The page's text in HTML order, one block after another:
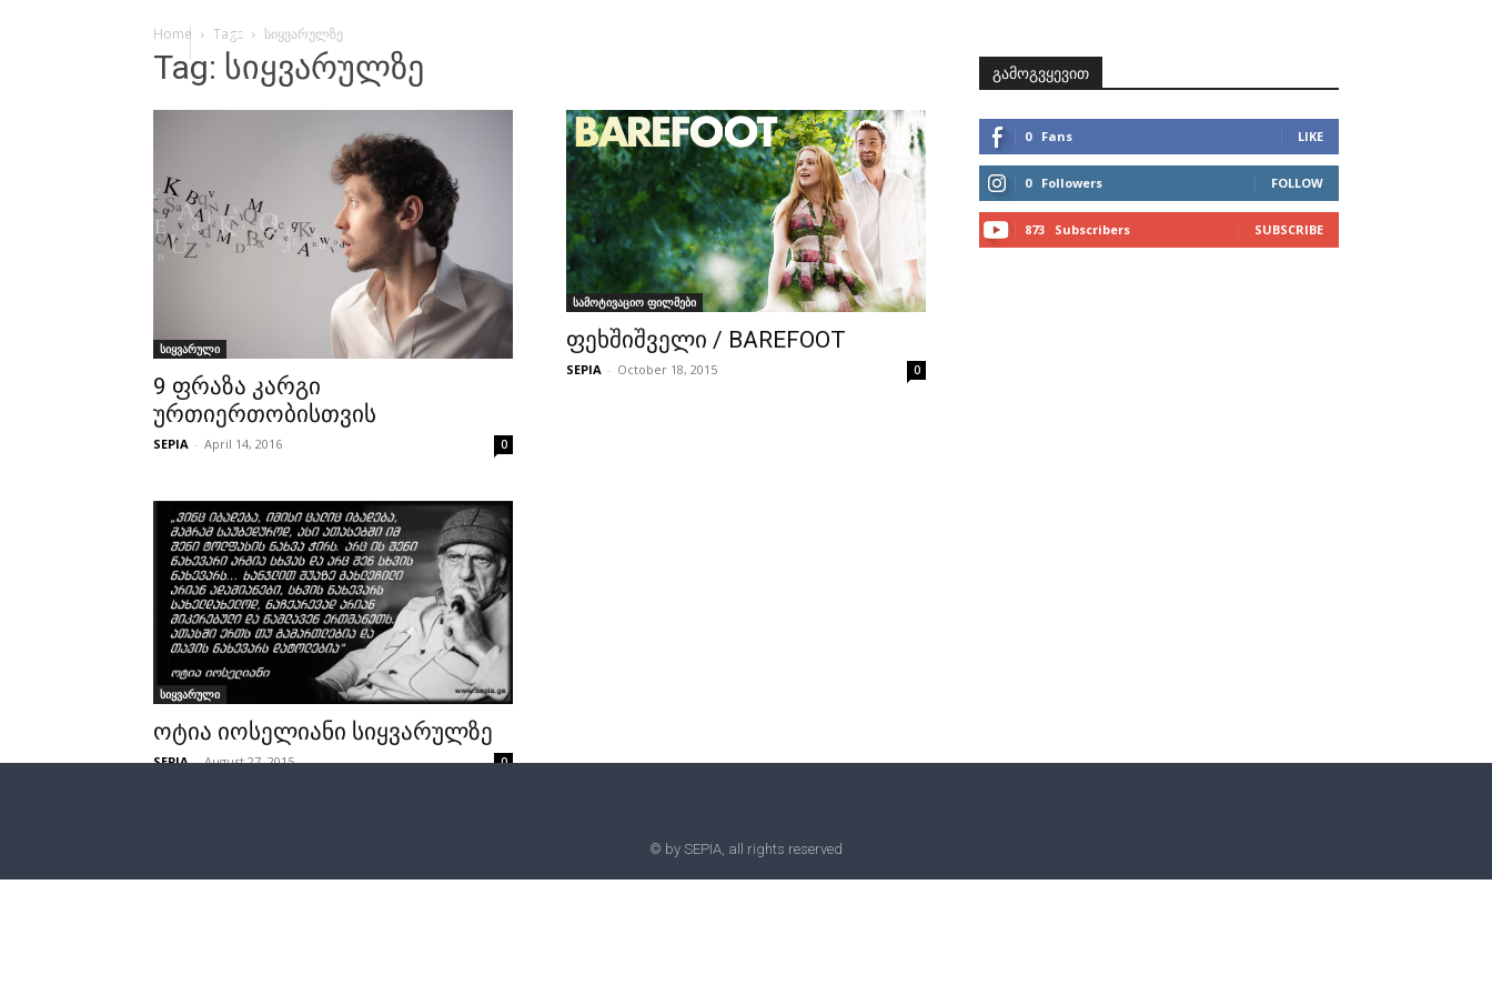
Home Tags სიყვარულზე
Tag: სიყვარულზე
სიყვარული
9 ფრაზა კარგი
ურთიერთობისთვის
SEPIA - April 14, 2016 0
სამოტივაციო ფილმები
ფეხშიშველი / BAREFOOT
SEPIA - October 18, 2015 0
სიყვარული
ოტია იოსელიანი სიყვარულზე
SEPIA - August 27, 2015 0
გამოგვყევით
0 Fans LIKE
0 Followers FOLLOW
873 Subscribers SUBSCRIBE
© by SEPIA, all rights reserved